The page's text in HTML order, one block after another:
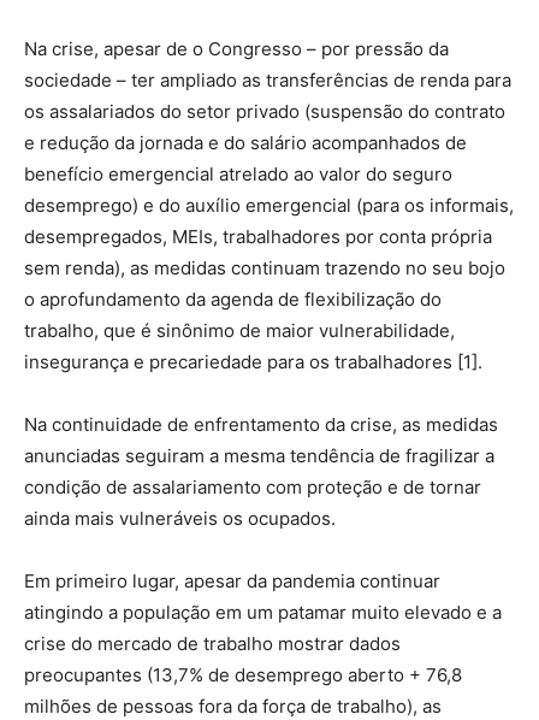
Na crise, apesar de o Congresso – por pressão da
sociedade – ter ampliado as transferências de renda para
os assalariados do setor privado (suspensão do contrato
e redução da jornada e do salário acompanhados de
benefício emergencial atrelado ao valor do seguro
desemprego) e do auxílio emergencial (para os informais,
desempregados, MEIs, trabalhadores por conta própria
sem renda), as medidas continuam trazendo no seu bojo
o aprofundamento da agenda de flexibilização do
trabalho, que é sinônimo de maior vulnerabilidade,
insegurança e precariedade para os trabalhadores [1].
Na continuidade de enfrentamento da crise, as medidas
anunciadas seguiram a mesma tendência de fragilizar a
condição de assalariamento com proteção e de tornar
ainda mais vulneráveis os ocupados.
Em primeiro lugar, apesar da pandemia continuar
atingindo a população em um patamar muito elevado e a
crise do mercado de trabalho mostrar dados
preocupantes (13,7% de desemprego aberto + 76,8
milhões de pessoas fora da força de trabalho), as